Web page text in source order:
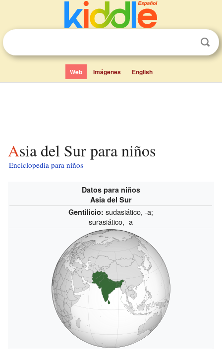
Web Imágenes English
Asia del Sur para niños
Enciclopedia para niños
Datos para niños
Asia del Sur
Gentilicio: sudasiático, -a;
surasiático, -a